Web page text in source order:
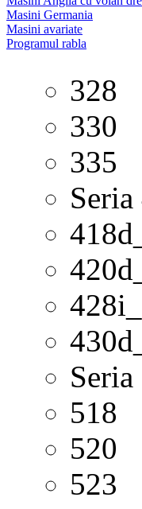
Masini Germania
Masini avariate
Programul rabla
328
330
335
Seria
Seria
518
520
523